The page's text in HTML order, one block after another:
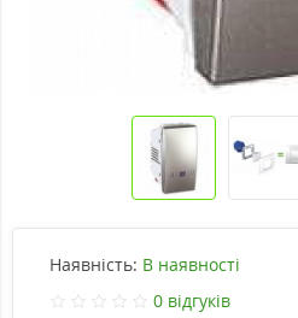
Наявність: В наявності
0 відгуків